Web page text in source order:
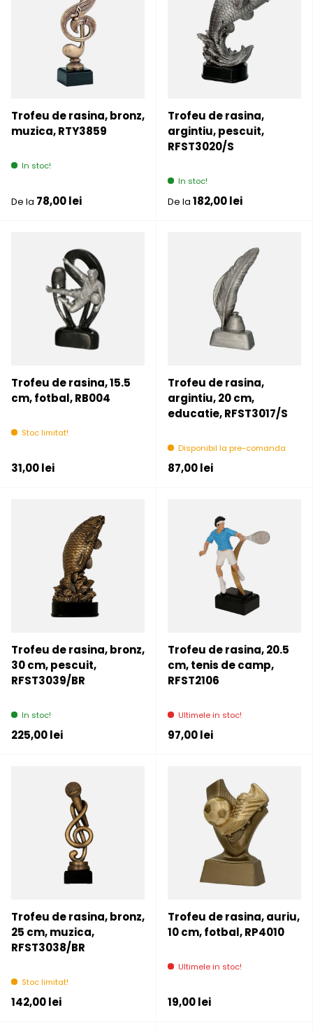
Trofeu de rasina, bronz,
muzica, RTY3859
In stoc!
Pret initial
De la 78,00 lei
Trofeu de rasina,
argintiu, pescuit,
RFST3020/S
In stoc!
Pret initial
De la 182,00 lei
Trofeu de rasina, 15.5
cm, fotbal, RB004
Stoc limitat!
Pret initial
31,00 lei
Trofeu de rasina,
argintiu, 20 cm,
educatie, RFST3017/S
Disponibil la pre-comanda
Pret initial
87,00 lei
Trofeu de rasina, bronz,
30 cm, pescuit,
RFST3039/BR
In stoc!
Pret initial
225,00 lei
Trofeu de rasina, 20.5
cm, tenis de camp,
RFST2106
Ultimele in stoc!
Pret initial
97,00 lei
Trofeu de rasina, bronz,
25 cm, muzica,
RFST3038/BR
Stoc limitat!
Pret initial
142,00 lei
Trofeu de rasina, auriu,
10 cm, fotbal, RP4010
Ultimele in stoc!
Pret initial
19,00 lei